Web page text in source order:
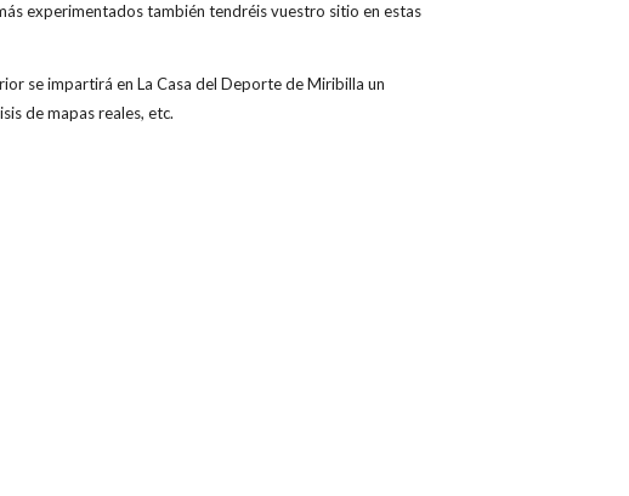
experimentados también tendréis vuestro sitio en estas
se impartirá en La Casa del Deporte de Miribilla un
de mapas reales, etc.